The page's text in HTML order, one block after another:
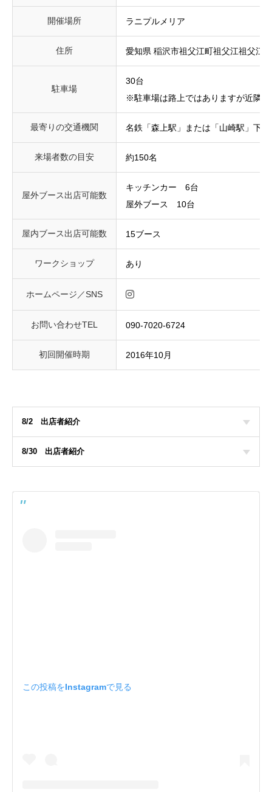
開催場所 ラニプルメリア
住所 愛知県 稲沢市祖父江町祖父江祖父江
駐車場
30台
※駐車場は路上ではありますが近隣
最寄りの交通機関 名鉄「森上駅」または「山崎駅」下
来場者数の目安 約150名
屋外ブース出店可能数
キッチンカー 6台
屋外ブース 10台
屋内ブース出店可能数 15ブース
ワークショップ あり
ホームページ／SNS
お問い合わせTEL 090-7020-6724
初回開催時期 2016年10月
8/2 出店者紹介
8/30 出店者紹介
この投稿をInstagramで見る